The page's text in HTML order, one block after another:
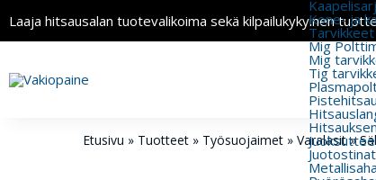
Laaja hitsausalan tuotevalikoima sekä kilpailukykyinen
Kone- ja
Mig
Mig
Tig
Juotostinat
Etusivu » Tuotteet » Työsuojaimet » Varalasit»